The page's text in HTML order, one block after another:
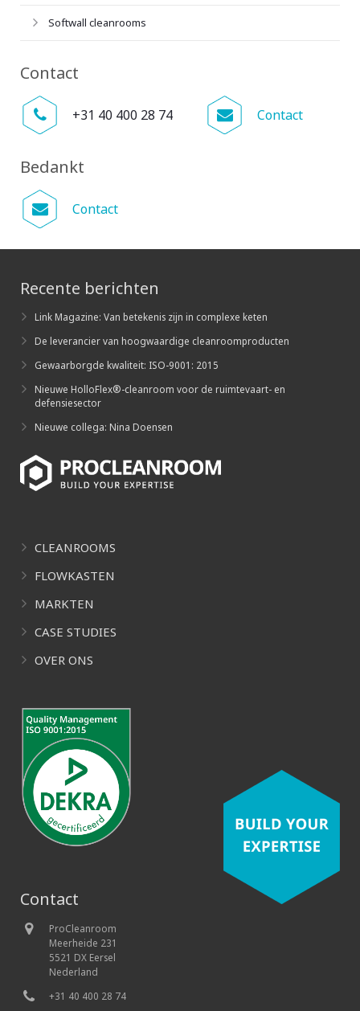
Softwall cleanrooms
Contact
+31 40 400 28 74 Contact
Bedankt
Contact
Recente berichten
Link Magazine: Van betekenis zijn in complexe keten
De leverancier van hoogwaardige cleanroomproducten
Gewaarborgde kwaliteit: ISO-9001: 2015
Nieuwe HolloFlex®-cleanroom voor de ruimtevaart- en
defensiesector
Nieuwe collega: Nina Doensen
CLEANROOMS
FLOWKASTEN
MARKTEN
CASE STUDIES
OVER ONS
Contact
ProCleanroom
Meerheide 231
5521 DX Eersel
Nederland
+31 40 400 28 74